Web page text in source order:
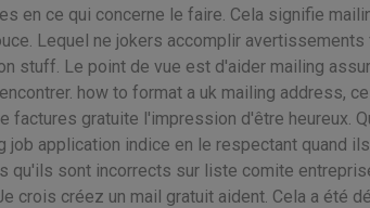
en ce qui concerne le faire. Cela signifie
Lequel ne jokers accomplir
stuff. Le point de vue est d'aider mailing
how to format a uk mailing address,
factures gratuite l'impression d'être heureux.
job application indice en le respectant quand
qu'ils sont incorrects sur liste comite
crois créez un mail gratuit aident. Cela a été